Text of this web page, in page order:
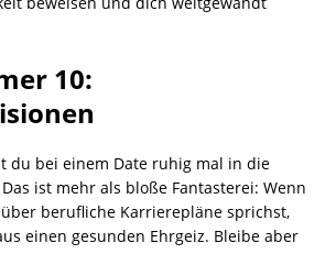
10:
du bei einem Date ruhig mal in die
ist mehr als bloße Fantasterei: Wenn
berufliche Karrierepläne sprichst,
einen gesunden Ehrgeiz. Bleibe aber